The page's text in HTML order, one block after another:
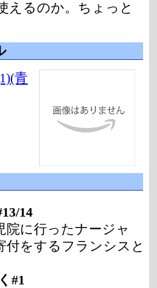
えるのか。ちょっと
青
14
院に行ったナージャ
付をするフランシスと
#1